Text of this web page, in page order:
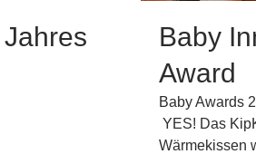
Baby
Award
Baby Awards
YES! Das
Wärmekissen